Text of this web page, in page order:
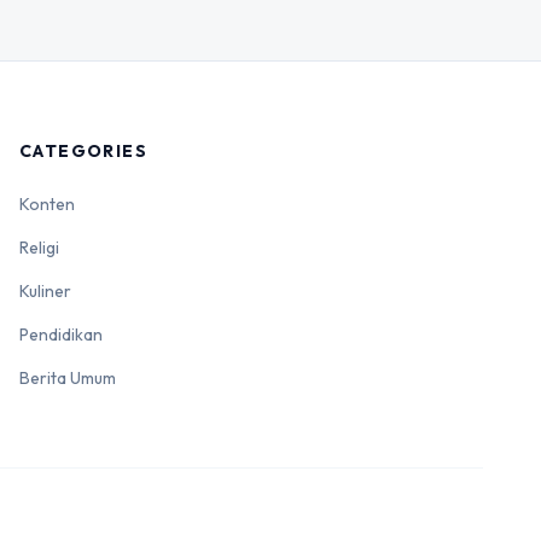
CATEGORIES
Konten
Religi
Kuliner
Pendidikan
Berita Umum